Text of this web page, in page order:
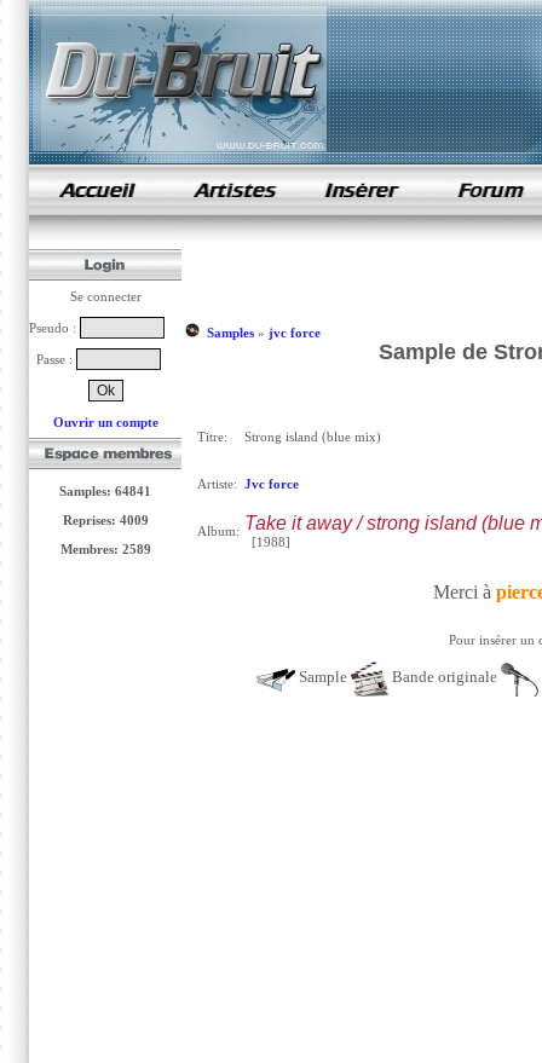
samples de rap
Se connecter
Pseudo :
Passe :
Ouvrir un compte
Samples: 64841
Reprises: 4009
Membres: 2589
Samples» jvc force
Sample de
Titre: Strong island (blue mix)
Artiste: Jvc force
Album: Take it away / strong island (blue
[1988]
Merci à
Pour insérer un
Sample Bande originale